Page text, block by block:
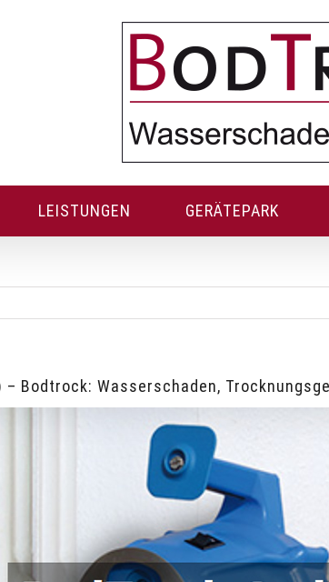
LEISTUNGEN GERÄTEPARK
Bodtrock: Wasserschaden,